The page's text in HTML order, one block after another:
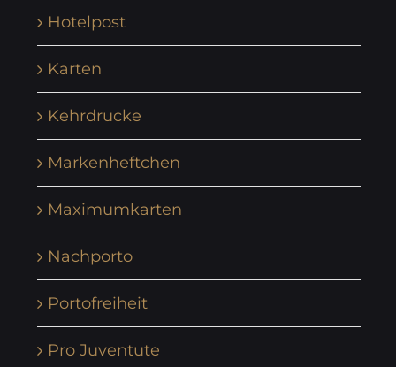
Hotelpost
Karten
Kehrdrucke
Markenheftchen
Maximumkarten
Nachporto
Portofreiheit
Pro Juventute